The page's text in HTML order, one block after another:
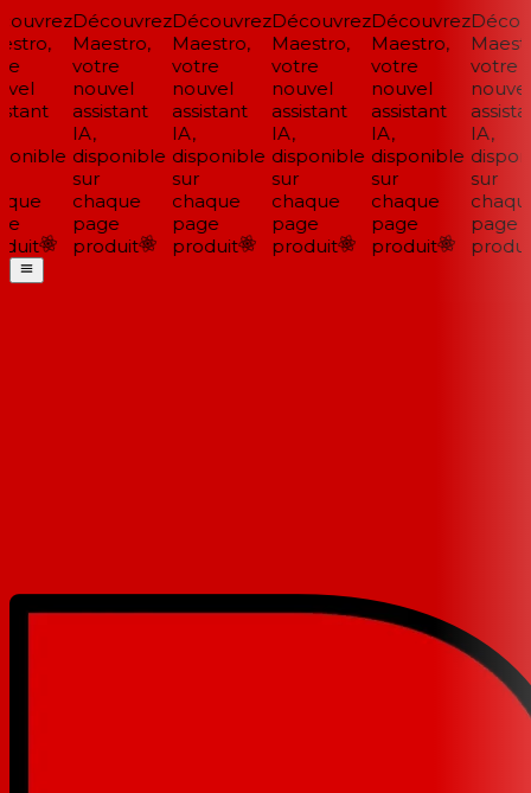
Découvrez
Maestro,
votre
nouvel
assistant
IA,
disponible
sur
chaque
page
produit
Découvrez
Maestro,
votre
nouvel
assistant
IA,
disponible
sur
chaque
page
produit
Découvrez
Maestro,
votre
nouvel
assistant
IA,
disponible
sur
chaque
page
produit
Découvrez
Maestro,
votre
nouvel
assistant
IA,
disponible
sur
chaque
page
produit
votre
nouvel
IA,
sur
chaque
page
produit